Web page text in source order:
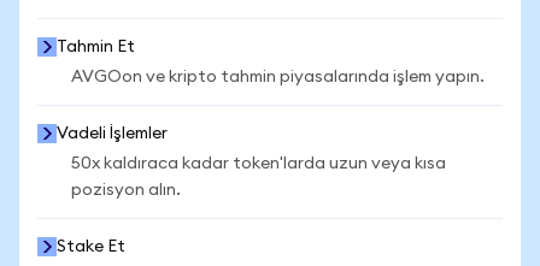
Tahmin Et
AVGOon ve kripto tahmin piyasalarında işlem yapın.
Vadeli İşlemler
50x kaldıraca kadar token'larda uzun veya kısa
pozisyon alın.
Stake Et